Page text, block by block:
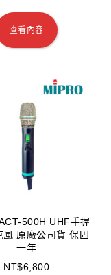
查看內容
500H UHF手握
風 原廠公司貨 保固
一年
NT$6,800